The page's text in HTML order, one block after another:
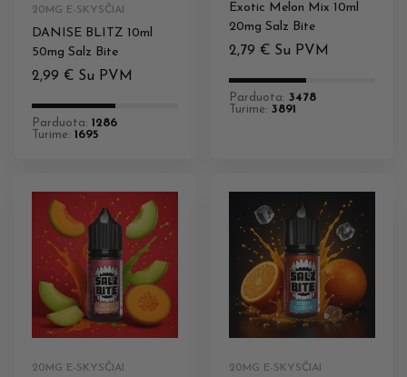
20MG E-SKYSČIAI
DANISE BLITZ 10ml
50mg Salz Bite
2,99 € Su PVM
Parduota: 1286
Turime: 1695
Exotic Melon Mix 10ml
20mg Salz Bite
2,79 € Su PVM
Parduota: 3478
Turime: 3891
20MG E-SKYSČIAI 20MG E-SKYSČIAI